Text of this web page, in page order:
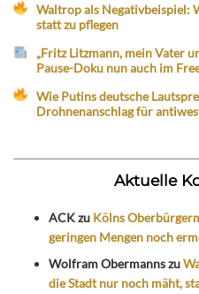
Waltrop als Negativbeispiel:
statt zu pflegen
„Fritz Litzmann, mein Vater
Pause-Doku nun auch im
Wie Putins deutsche
Drohnenanschlag für
Aktuelle
ACKzu Kölns
geringen Mengen noch
Wolfram Obermannszu
die Stadt nur noch mäht,